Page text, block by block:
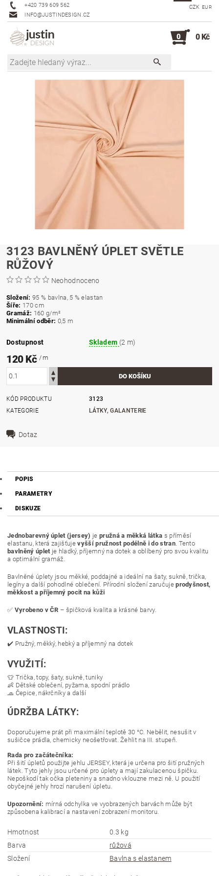
+420 739 609 562
INFO@JUSTINDESIGN.CZ
CZK EUR
0 0 Kč
3123 BAVLNĚNÝ ÚPLET SVĚTLE
RŮŽOVÝ
Neohodnoceno
Složení: 95 % bavlna, 5 % elastan
Šíře: 170 cm
Gramáž: 160 g/m²
Minimální odběr: 0,5 m
Dostupnost Skladem (2 m)
120 Kč / m
KÓD PRODUKTU
3123
KATEGORIE
LÁTKY, GALANTERIE
Dotaz
POPIS
PARAMETRY
DISKUZE
Jednobarevný úplet (jersey) je pružná a měkká látka s příměsí
elastanu, která zajišťujevyšší pružnost podélně i do stran. Tento
bavlněný úplet je hladký, příjemný na dotek a oblíbený pro svou kvalitu
a optimální gramáž.
Bavlněné úplety jsou měkké, poddajné a ideální na šaty, sukně, trička,
legíny a další pohodlné oblečení. Přírodní složení zaručujeprodyšnost,
měkkost a příjemný pocit na kůži
✅ Vyrobeno v ČR – špičková kvalita a krásné barvy.
VLASTNOSTI:
✔️ Pružný, měkký, hebký a příjemný na dotek
VYUŽITÍ:
👕 Trička, topy, šaty, sukně, tuniky
👶 Dětské oblečení, pyžama, spodní prádlo
🧢 Čepice, nákrčníky a další
ÚDRŽBA LÁTKY:
Doporučujeme prát při maximální teplotě 30 °C. Nebělit, nesušit v
sušičce prádla, chemicky neošetřovat. Žehlit na III. stupeň.
Rada pro začátečníka:
Při šití úpletů použijte jehlu JERSEY, která je určena pro šití pružných
látek. Tyto jehly jsou určené pro úplety a mají zakulacenou špičku.
Nepoškodí tak očka pleteniny a snadno vklouzne mezi ně. U použití
obyčejné jehly hrozí narušení úpletu.
Upozornění: mírná odchylka ve vyobrazených barvách může být
způsobena kalibrací a nastavení zobrazení monitoru.
Hmotnost
0.3 kg
Barva
růžová
Složení
Bavlna s elastanem